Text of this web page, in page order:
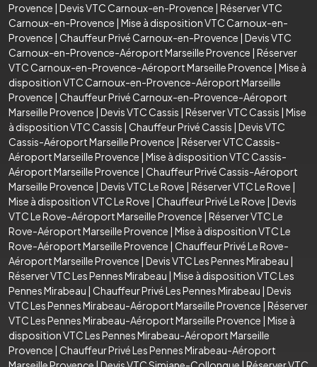
Provence | Devis VTC Carnoux-en-Provence | Réserver VTC
Carnoux-en-Provence | Mise à disposition VTC Carnoux-en-
Provence | Chauffeur Privé Carnoux-en-Provence | Devis VTC
Carnoux-en-Provence-Aéroport Marseille Provence | Réserver
VTC Carnoux-en-Provence-Aéroport Marseille Provence | Mise à
disposition VTC Carnoux-en-Provence-Aéroport Marseille
Provence | Chauffeur Privé Carnoux-en-Provence-Aéroport
Marseille Provence | Devis VTC Cassis | Réserver VTC Cassis | Mise
à disposition VTC Cassis | Chauffeur Privé Cassis | Devis VTC
Cassis-Aéroport Marseille Provence | Réserver VTC Cassis-
Aéroport Marseille Provence | Mise à disposition VTC Cassis-
Aéroport Marseille Provence | Chauffeur Privé Cassis-Aéroport
Marseille Provence | Devis VTC Le Rove | Réserver VTC Le Rove |
Mise à disposition VTC Le Rove | Chauffeur Privé Le Rove | Devis
VTC Le Rove-Aéroport Marseille Provence | Réserver VTC Le
Rove-Aéroport Marseille Provence | Mise à disposition VTC Le
Rove-Aéroport Marseille Provence | Chauffeur Privé Le Rove-
Aéroport Marseille Provence | Devis VTC Les Pennes Mirabeau |
Réserver VTC Les Pennes Mirabeau | Mise à disposition VTC Les
Pennes Mirabeau | Chauffeur Privé Les Pennes Mirabeau | Devis
VTC Les Pennes Mirabeau-Aéroport Marseille Provence | Réserver
VTC Les Pennes Mirabeau-Aéroport Marseille Provence | Mise à
disposition VTC Les Pennes Mirabeau-Aéroport Marseille
Provence | Chauffeur Privé Les Pennes Mirabeau-Aéroport